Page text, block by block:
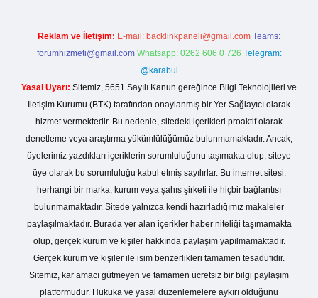
Reklam ve İletişim: E-mail: backlinkpaneli@gmail.com Teams:
forumhizmeti@gmail.com Whatsapp: 0262 606 0 726 Telegram:
@karabul
Yasal Uyarı: Sitemiz, 5651 Sayılı Kanun gereğince Bilgi Teknolojileri ve
İletişim Kurumu (BTK) tarafından onaylanmış bir Yer Sağlayıcı olarak
hizmet vermektedir. Bu nedenle, sitedeki içerikleri proaktif olarak
denetleme veya araştırma yükümlülüğümüz bulunmamaktadır. Ancak,
üyelerimiz yazdıkları içeriklerin sorumluluğunu taşımakta olup, siteye
üye olarak bu sorumluluğu kabul etmiş sayılırlar. Bu internet sitesi,
herhangi bir marka, kurum veya şahıs şirketi ile hiçbir bağlantısı
bulunmamaktadır. Sitede yalnızca kendi hazırladığımız makaleler
paylaşılmaktadır. Burada yer alan içerikler haber niteliği taşımamakta
olup, gerçek kurum ve kişiler hakkında paylaşım yapılmamaktadır.
Gerçek kurum ve kişiler ile isim benzerlikleri tamamen tesadüfidir.
Sitemiz, kar amacı gütmeyen ve tamamen ücretsiz bir bilgi paylaşım
platformudur. Hukuka ve yasal düzenlemelere aykırı olduğunu